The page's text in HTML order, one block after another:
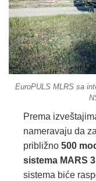
EuroPULS MLRS sa
Prema
nameravaju da
približno 500
sistema MARS
sistema biće